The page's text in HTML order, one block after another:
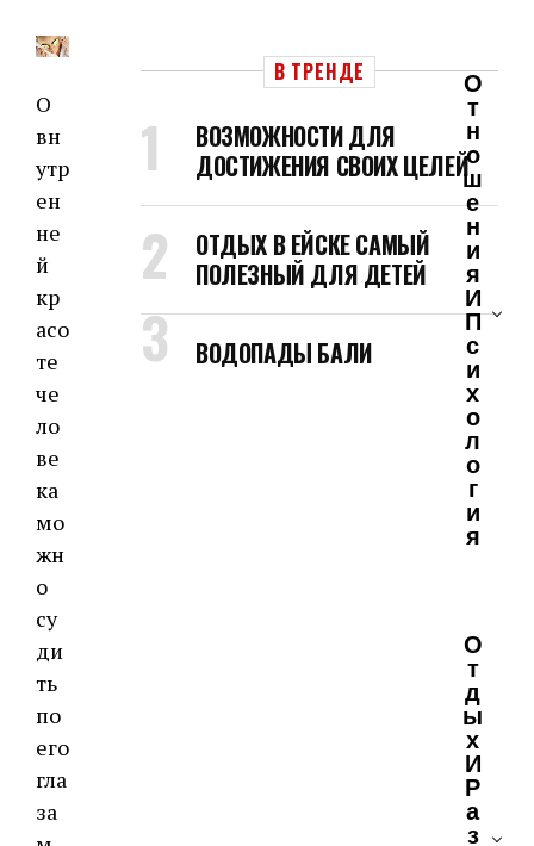
О
Т
Н
О
Ш
Е
Н
И
Я
И
П
С
И
Х
О
Л
О
Г
И
Я
О
Т
Д
Ы
Х
И
Р
А
О
вн
утр
ен
не
й
кр
асо
те
че
ло
ве
ка
мо
жн
о
су
ди
ть
по
его
гла
за
В ТРЕНДЕ
ВОЗМОЖНОСТИ ДЛЯ
ДОСТИЖЕНИЯ СВОИХ ЦЕЛЕЙ
ОТДЫХ В ЕЙСКЕ САМЫЙ
ПОЛЕЗНЫЙ ДЛЯ ДЕТЕЙ
ВОДОПАДЫ БАЛИ